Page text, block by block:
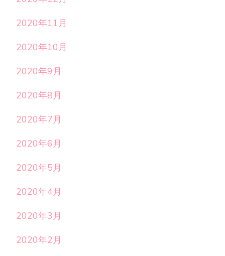
2020年11月
2020年10月
2020年9月
2020年8月
2020年7月
2020年6月
2020年5月
2020年4月
2020年3月
2020年2月